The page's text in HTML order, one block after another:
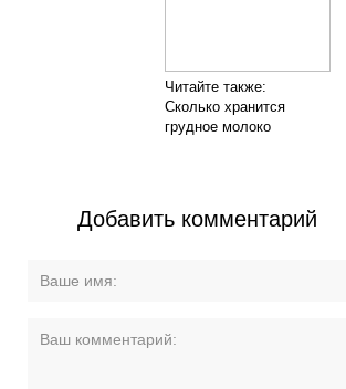
Читайте также:
Сколько хранится
грудное молоко
Добавить комментарий